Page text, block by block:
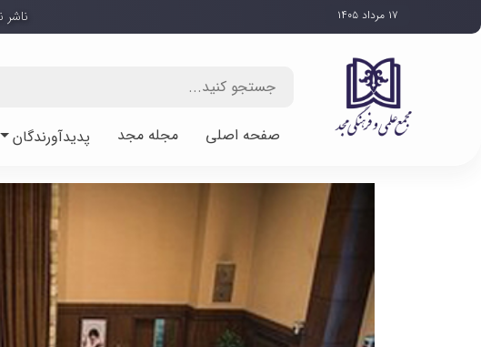
۱۷ مرداد ۱۴۰۵ ناشر نمونه
صفحه اصلی مجله مجد پدیدآورندگان